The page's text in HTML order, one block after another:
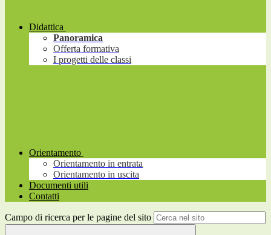
Didattica
Panoramica
Offerta formativa
I progetti delle classi
Orientamento
Orientamento in entrata
Orientamento in uscita
Documenti utili
Contatti
Campo di ricerca per le pagine del sito